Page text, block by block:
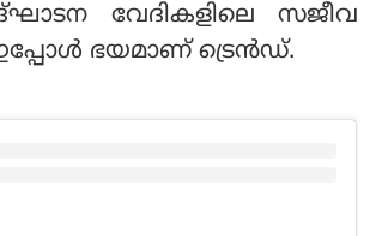
വേദികളിലെ സജീവ
ഇപ്പോൾ ഭയമാണ് ട്രെൻഡ്.